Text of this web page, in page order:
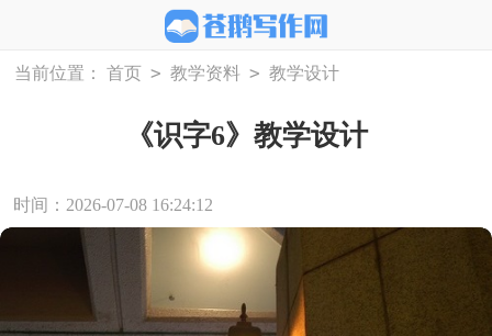
当前位置： 首页 > 教学资料 > 教学设计
《识字6》教学设计
时间：2026-07-08 16:24:12